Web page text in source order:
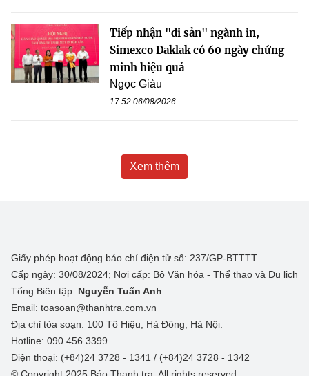
Tiếp nhận "di sản" ngành in,
Simexco Daklak có 60 ngày chứng
minh hiệu quả
Ngọc Giàu
17:52 06/08/2026
Xem thêm
Giấy phép hoạt động báo chí điện tử số: 237/GP-BTTTT
Cấp ngày: 30/08/2024; Nơi cấp: Bộ Văn hóa - Thể thao và Du lịch
Tổng Biên tập: Nguyễn Tuấn Anh
Email: toasoan@thanhtra.com.vn
Địa chỉ tòa soạn: 100 Tô Hiệu, Hà Đông, Hà Nội.
Hotline: 090.456.3399
Điện thoại: (+84)24 3728 - 1341 / (+84)24 3728 - 1342